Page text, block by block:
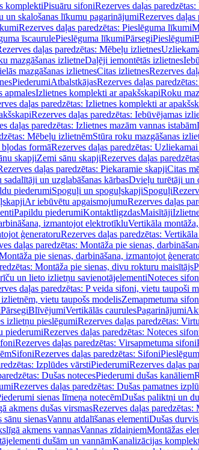
komplektiPisuāru sifoniRezerves daļas
un skalošanas līkumu pagarinājumiRezerves
Rezerves daļas paredzētas: Pieslēguma līkumi
īscaurulePieslēguma līkumiPārsegiPieslēgumi
daļas paredzētas: Mēbeļu izlietnes
mazgāšanas izlietneDaļēji iemontētās izlietnes
mazgāšanas izlietnesCitas izlietnesRezerves
PiederumiAtbalstkājasRezerves daļas
apmalesIzlietnes komplekti ar apakšskapiRoku
daļas paredzētas: Izlietnes komplekti ar
Rezerves daļas paredzētas: Iebūvējamas
daļas paredzētas: Izlietnes mazām vannas istabām
Mēbeļu izlietnēmStūra roku mazgāšanas
formāRezerves daļas paredzētas:
skapjiZemi sānu skapjiRezerves daļas
daļas paredzētas: Piekaramie skapjiCitas
un uzglabāšanas kārbasDvieļu turētāji un
piederumiSpoguļi un spoguļskapjiSpoguļi
Ar iebūvētu apgaismojumuRezerves daļas
Papildu piederumiKontaktligzdasMaisītāji
izmantojot elektrotīkluVertikāla
ģeneratoruRezerves daļas paredzētas:
daļas paredzētas: Montāža pie sienas,
pie sienas, darbināšana, izmantojot
Montāža pie sienas, divu rokturu maisītājs
un lieto izlietņu savienotājelementiNoteces
daļas paredzētas: P veida sifoni, vietu taupoši
vietu taupošs modelisZemapmetuma
PārsegiBlīvējumiVertikālās caurulesPagarinājumi
izlietņu pieslēgumiRezerves daļas paredzētas:
piederumiRezerves daļas paredzētas: Noteces
Rezerves daļas paredzētas: Virsapmetuma sifoni
SifoniRezerves daļas paredzētas: Sifoni
Izplūdes vārstiPiederumiRezerves daļas
Dušas notecesPiederumi dušas kanāliem
Rezerves daļas paredzētas: Dušas pamatnes
sienas līmeņa notecēmDušas paliktņi un
akmens dušas virsmasRezerves daļas
sānu sienasVannu atdalīšanas elementiDušas durvis
akmens vannasVannas zīdaiņiemMontāžas
dušām un vannāmKanalizācijas